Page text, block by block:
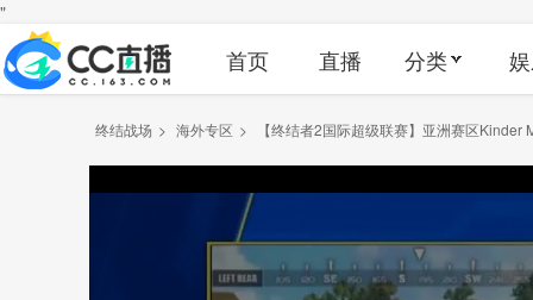
"
首页 直播 分类
终结战场 > 海外专区 > 【终结者2国际超级联赛】亚洲赛区Kinder